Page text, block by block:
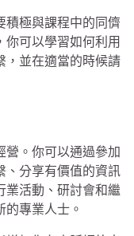
積極與課程中的同儕
可以學習如何利用
，並在適當的時候請
營。你可以通過參加
、分享有價值的資訊
業活動、研討會和繼
專業人士。